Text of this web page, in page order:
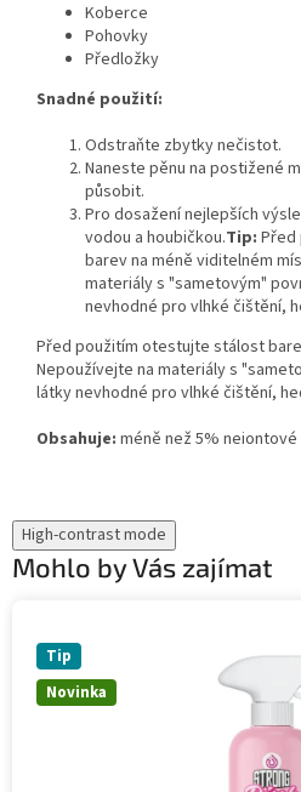
Koberce
Pohovky
Předložky
Snadné použití:
Odstraňte zbytky nečistot.
Naneste pěnu na postižené
působit.
Pro dosažení nejlepších
vodou a houbičkou.Tip:
barev na méně viditelném
materiály s "sametovým"
nevhodné pro vlhké čištění,
Před použitím otestujte stálost
Nepoužívejte na materiály s
látky nevhodné pro vlhké čištění,
Obsahuje: méně než 5%
High-contrast mode
Mohlo by Vás zajímat
Novinka
Tip